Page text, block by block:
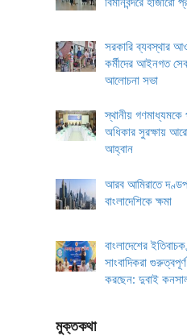
সরকারি ব্যবস্থার
কর্মীদের আইনগত
আলোচনা সভা
স্থানীয় গণমাধ্যমকে
অধিকার সুরক্ষায়
আহ্বান
আরব আমিরাতে
বাংলাদেশিকে ক্ষমা
বাংলাদেশের ইতিবাচক
সাংবাদিকরা
করছেন: দুবাই
মুক্তকথা